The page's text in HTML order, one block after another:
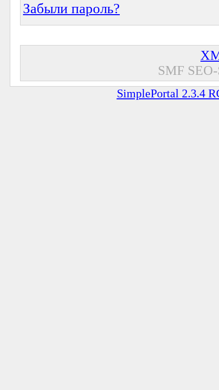
Забыли пароль?
SMF
SimplePortal 2.3.4